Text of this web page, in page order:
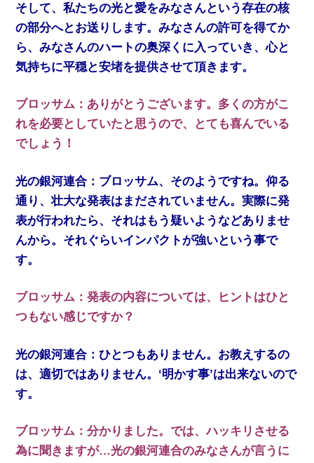
そして、私たちの光と愛をみなさんという存在の核
の部分へとお送りします。みなさんの許可を得てか
ら、みなさんのハートの奥深くに入っていき、心と
気持ちに平穏と安堵を提供させて頂きます。
ブロッサム：ありがとうございます。多くの方がこ
れを必要としていたと思うので、とても喜んでいる
でしょう！
光の銀河連合：ブロッサム、そのようですね。仰る
通り、壮大な発表はまだされていません。実際に発
表が行われたら、それはもう疑いようなどありませ
んから。それぐらいインパクトが強いという事で
す。
ブロッサム：発表の内容については、ヒントはひと
つもない感じですか？
光の銀河連合：ひとつもありません。お教えするの
は、適切ではありません。‘明かす事’は出来ないので
す。
ブロッサム：分かりました。では、ハッキリさせる
為に聞きますが…光の銀河連合のみなさんが言うに